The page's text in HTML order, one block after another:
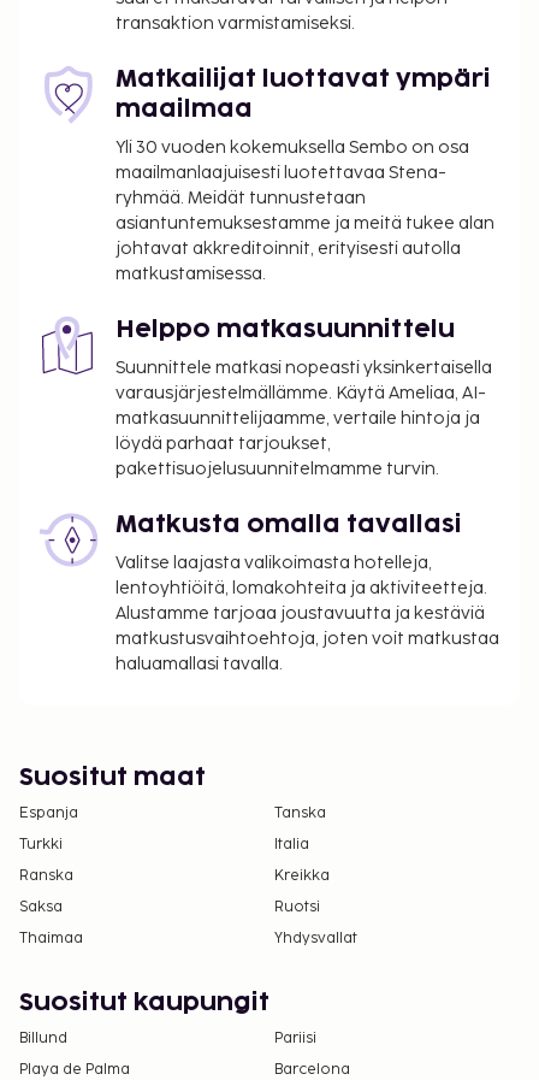
suoritettavat maksut. Maksuihin saattaa sisältyä
Kaupunki perii kaupunkiveron, joka maksetaan
majoituspaikassa. Poikkeuksia tai alennuksia
saatetaan soveltaa. Lisätietoja saat ottamalla
yhteyttä majoituspaikkaan
varausvahvistuksessa olevia tietoja käyttäen.
Kaupungin perimä vero: 7.70 EUR per henkilö
per yö korkeintaan 7 yöstä. Tätä veroa ei peritä
alle 17 vuotta vanhoilta lapsilta.
Tässä on mainittu kaikki majoituspaikan meille
ilmoittamat maksut.
Maksu buffetaamiaisesta: noin 12 EUR per
henkilö
Pysäköintimaksu lähellä sijaitsevalla
päässä)
Yllä oleva luettelo ei ehkä kata kaikkea. Maksut ja
takuumaksut eivät välttämättä sisällä veroja, ja ne
saattavat muuttua.
Kansallisten määräysten vuoksi käteismaksut
varausvahvistuksessa olevien tietojen avulla.
Kaikki maksut voidaan maksaa käteisettömillä
maksutavoilla.
Kontaktiton uloskirjautuminen on saatavilla.
transaktion varmistamiseksi.
Matkailijat luottavat ympäri
maailmaa
Yli 30 vuoden kokemuksella Sembo on osa
maailmanlaajuisesti luotettavaa Stena-
ryhmää. Meidät tunnustetaan
asiantuntemuksestamme ja meitä tukee alan
johtavat akkreditoinnit, erityisesti autolla
matkustamisessa.
Helppo matkasuunnittelu
Suunnittele matkasi nopeasti yksinkertaisella
varausjärjestelmällämme. Käytä Ameliaa, AI-
matkasuunnittelijaamme, vertaile hintoja ja
löydä parhaat tarjoukset,
pakettisuojelusuunnitelmamme turvin.
Matkusta omalla tavallasi
Valitse laajasta valikoimasta hotelleja,
lentoyhtiöitä, lomakohteita ja aktiviteetteja.
Alustamme tarjoaa joustavuutta ja kestäviä
matkustusvaihtoehtoja, joten voit matkustaa
haluamallasi tavalla.
Suositut maat
Espanja
Tanska
Turkki
Italia
Ranska
Kreikka
Saksa
Ruotsi
Thaimaa
Yhdysvallat
Suositut kaupungit
Billund
Pariisi
Playa de Palma
Barcelona